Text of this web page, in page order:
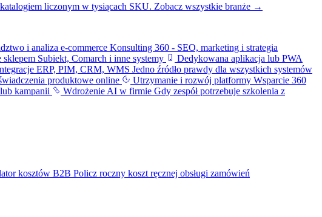
liczonym w tysiącach SKU. Zobacz wszystkie branże →
i analiza e-commerce Konsulting 360 - SEO, marketing i strategia
sklepem Subiekt, Comarch i inne systemy
Dedykowana aplikacja lub PWA
ERP, PIM, CRM, WMS Jedno źródło prawdy dla wszystkich systemów
produktowe online Utrzymanie i rozwój platformy Wsparcie 360
kampanii Wdrożenie AI w firmie Gdy zespół potrzebuje szkolenia z
kosztów B2B Policz roczny koszt ręcznej obsługi zamówień